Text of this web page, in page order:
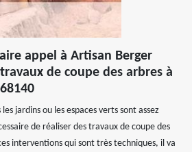
appel à Artisan Berger
de coupe des arbres à
jardins ou les espaces verts sont assez
de réaliser des travaux de coupe des
interventions qui sont très techniques, il va